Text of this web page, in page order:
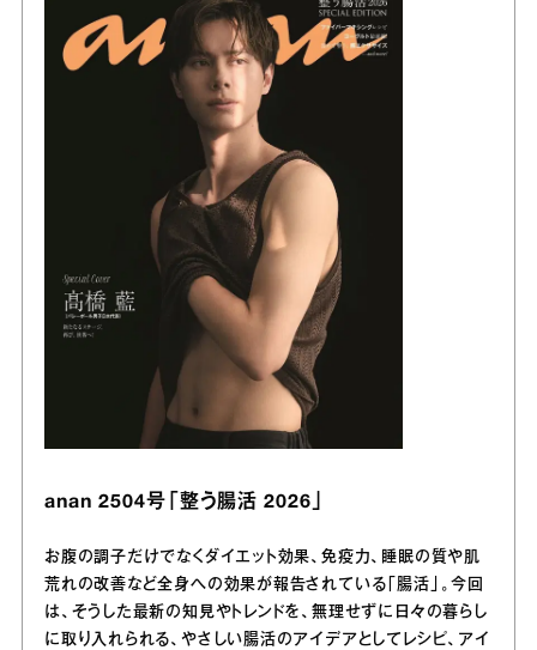
anan 2504号「整う腸活 2026」
お腹の調子だけでなくダイエット効果、免疫力、睡眠の質や肌
荒れの改善など全身への効果が報告されている「腸活」。今回
は、そうした最新の知見やトレンドを、無理せずに日々の暮らし
に取り入れられる、やさしい腸活のアイデアとしてレシピ、アイ